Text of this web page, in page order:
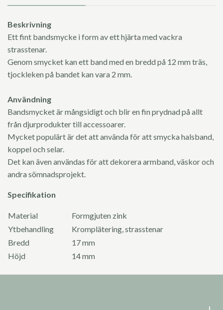
Beskrivning
Ett fint bandsmycke i form av ett hjärta med vackra
strasstenar.
Genom smycket kan ett band med en bredd på 12 mm träs,
tjockleken på bandet kan vara 2 mm.
Användning
Bandsmycket är mångsidigt och blir en fin prydnad på allt
från djurprodukter till accessoarer.
Mycket populärt är det att använda för att smycka halsband,
koppel och selar.
Det kan även användas för att dekorera armband, väskor och
andra sömnadsprojekt.
Specifikation
Material
Formgjuten zink
Ytbehandling
Kromplätering, strasstenar
Bredd
17 mm
Höjd
14 mm